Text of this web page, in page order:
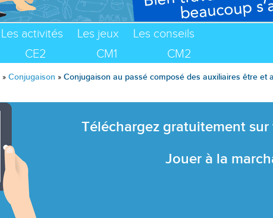
Les activités Les jeux
Les conseils
CE2 CM1 CM2
» Conjugaison » Conjugaison au passé composé des auxiliaires être et
Téléchargez gratuitement
Jouer à la